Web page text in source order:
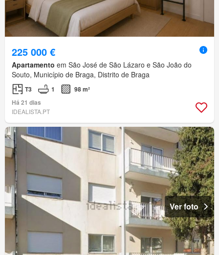
225 000 €
Apartamento em São José de São Lázaro e São João do
Souto, Município de Braga, Distrito de Braga
T3 1
98 m²
Há 21 dias
IDEALISTA.PT
Ver foto